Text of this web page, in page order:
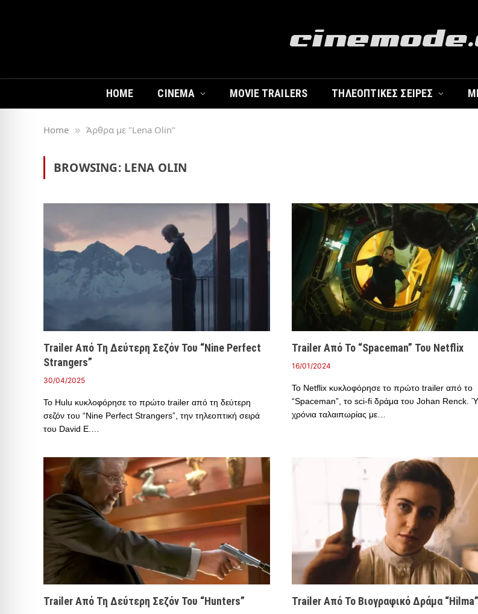
HOME CINEMA MOVIE TRAILERS ΤΗΛΕΟΠΤΙΚΈΣ ΣΕΙΡΈΣ
Home » Άρθρα με "Lena Olin"
BROWSING: LENA OLIN
Trailer Από Τη Δεύτερη Σεζόν Του “Nine Perfect
Strangers”
30/04/2025
Το Hulu κυκλοφόρησε το πρώτο trailer από τη δεύτερη
σεζόν του “Nine Perfect Strangers”, την τηλεοπτική σειρά
του David E.…
Trailer Από Το “Spaceman” Του Netflix
16/01/2024
Το Netflix κυκλοφόρησε το πρώτο trailer από το
“Spaceman”, το sci-fi δράμα του Johan Renck.
χρόνια ταλαιπωρίας με…
Trailer Από Τη Δεύτερη Σεζόν Του “Hunters” Trailer Από Το Βιογραφικό Δράμα “Hilma”